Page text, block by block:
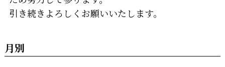
引き続きよろしくお願いいたします。
月別